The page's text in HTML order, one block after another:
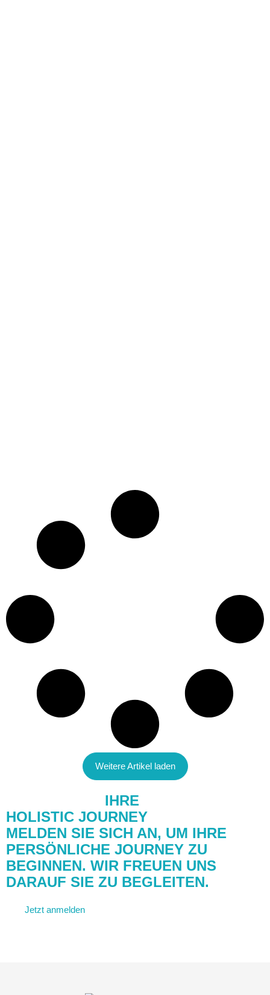
Weitere Artikel laden
IHRE
HOLISTIC JOURNEY
MELDEN SIE SICH AN, UM IHRE
PERSÖNLICHE JOURNEY ZU
BEGINNEN. WIR FREUEN UNS
DARAUF SIE ZU BEGLEITEN.
Jetzt anmelden